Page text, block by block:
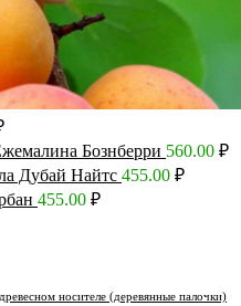
Бознберри 560.00 ₽
Дубай Найтс 455.00 ₽
455.00 ₽
носителе (деревянные палочки)